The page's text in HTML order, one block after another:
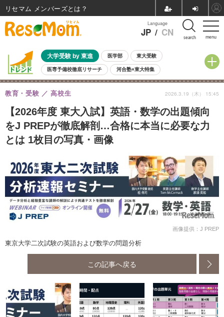
menu
Language
JP / CN search
大学受験 by 東進 医学部 東大受験
医専予備校徹底リサーチ 河合塾×東大特集
親子で考える大学選び 高校受験 中学受験 小学校受験
共通テスト 夏休み
8月開催イベント・WS 全国公立高校 過去問 人気記事
自由研究教材（小学生向け） 自由研究教材（中学生向け） ランキング
【2026年度 東大入試】英語・数学の出題傾向
をJ PREPが徹底解剖…合格に本当に必要な力
とは 1枚目の写真・画像
教育・受験 高校生 2026.3.19（木） 15:45
画像提供：J PREP
東京大学二次試験の英語および数学の問題分析
この記事へ戻る
リセマム メンバーズ